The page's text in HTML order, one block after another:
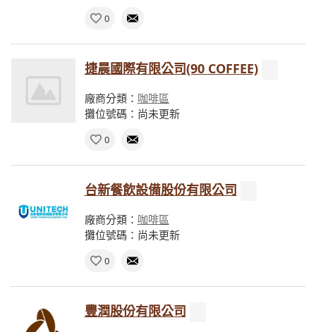
0
捷晨國際有限公司(90 COFFEE)
廠商分類： 咖啡區
攤位號碼：尚未更新
0
台新餐飲設備股份有限公司
廠商分類： 咖啡區
攤位號碼：尚未更新
0
豐潤股份有限公司